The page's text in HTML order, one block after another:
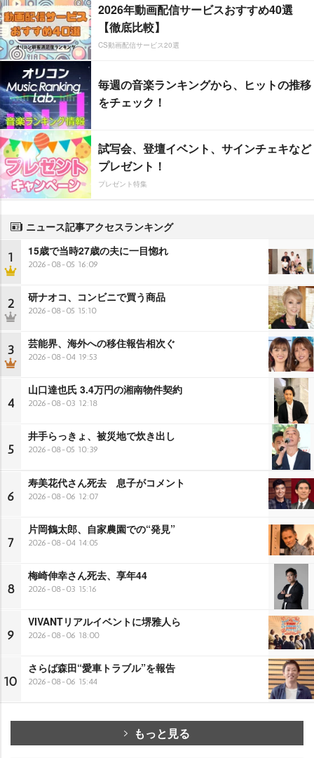
2026年動画配信サービスおすすめ40選
【徹底比較】
CS動画配信サービス20選
毎週の音楽ランキングから、ヒットの推移
をチェック！
試写会、登壇イベント、サインチェキなど
プレゼント！
プレゼント特集
ニュース記事アクセスランキング
1 15歳で当時27歳の夫に一目惚れ
2026-08-05 16:09
2 研ナオコ、コンビニで買う商品
2026-08-05 15:10
3 芸能界、海外への移住報告相次ぐ
2026-08-04 19:53
4
山口達也氏 3.4万円の湘南物件契約
2026-08-03 12:18
5
井手らっきょ、被災地で炊き出し
2026-08-05 10:39
6
寿美花代さん死去 息子がコメント
2026-08-06 12:07
7
片岡鶴太郎、自家農園での“発見”
2026-08-04 14:05
8
梅崎伸幸さん死去、享年44
2026-08-03 15:16
9
VIVANTリアルイベントに堺雅人ら
2026-08-06 18:00
10
さらば森田“愛車トラブル”を報告
2026-08-06 15:44
もっと見る